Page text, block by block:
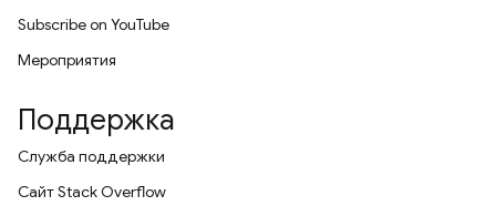
Subscribe on YouTube
Мероприятия
Поддержка
Служба поддержки
Сайт Stack Overflow